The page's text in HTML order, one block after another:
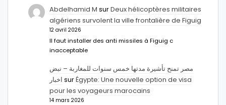
Abdelhamid M surDeux hélicoptères militaires
algériens survolent la ville frontalière de Figuig
12 avril 2026
Il faut installer des anti missiles à Figuig c
inacceptable
مصر تمنح تأشيرة مدتها خمس سنوات للمغاربة – نبض
اخبار surÉgypte: Une nouvelle option de visa
pour les voyageurs marocains
14 mars 2026